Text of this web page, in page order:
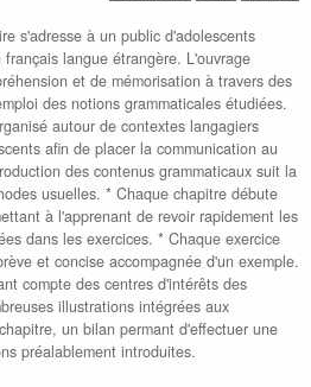
s'adresse à un public d'adolescents
langue étrangère. L'ouvrage
et de mémorisation à travers des
des notions grammaticales étudiées.
autour de contextes langagiers
afin de placer la communication au
des contenus grammaticaux suit la
usuelles. * Chaque chapitre débute
à l'apprenant de revoir rapidement les
dans les exercices. * Chaque exercice
et concise accompagnée d'un exemple.
compte des centres d'intérêts des
illustrations intégrées aux
un bilan permant d'effectuer une
préalablement introduites.